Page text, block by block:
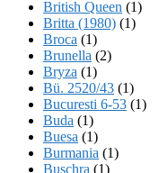
British Queen (1)
Britta (1980) (1)
Broca (1)
Brunella (2)
Bryza (1)
Bü. 2520/43 (1)
Bucuresti 6-53 (1)
Buda (1)
Buesa (1)
Burmania (1)
Buschra (1)